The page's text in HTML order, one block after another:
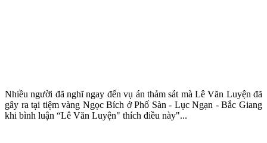
Nhiều người đã nghĩ ngay đến vụ án thảm sát mà Lê Văn Luyện đã
gây ra tại tiệm vàng Ngọc Bích ở Phố Sàn - Lục Ngạn - Bắc Giang
khi bình luận “Lê Văn Luyện" thích điều này"...